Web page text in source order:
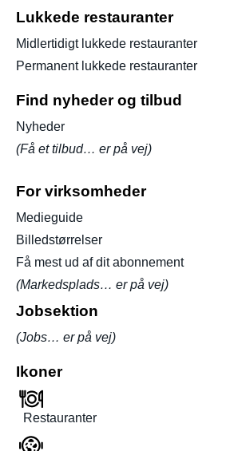
Lukkede restauranter
Midlertidigt lukkede restauranter
Permanent lukkede restauranter
Find nyheder og tilbud
Nyheder
(Få et tilbud… er på vej)
For virksomheder
Medieguide
Billedstørrelser
Få mest ud af dit abonnement
(Markedsplads… er på vej)
Jobsektion
(Jobs… er på vej)
Ikoner
Restauranter